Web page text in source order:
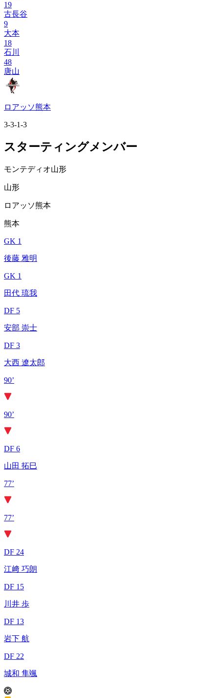
19
古長谷
9
大本
18
石川
48
唐山
ロアッソ熊本
3-3-1-3
スターティングメンバー
モンテディオ山形
山形
ロアッソ熊本
熊本
GK 1
後藤 雅明
GK 1
田代 琉我
DF 5
安部 崇士
DF 3
大西 遼太郎
90’
90’
DF 6
山田 拓巳
77’
77’
DF 24
江﨑 巧朗
DF 15
川井 歩
DF 13
岩下 航
DF 22
城和 隼颯